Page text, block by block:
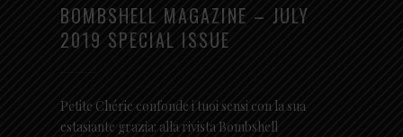
BOMBSHELL MAGAZINE – JULY
2019 SPECIAL ISSUE
Petite Chérie confonde i tuoi sensi con la sua
estasiante grazia: alla rivista Bombshell